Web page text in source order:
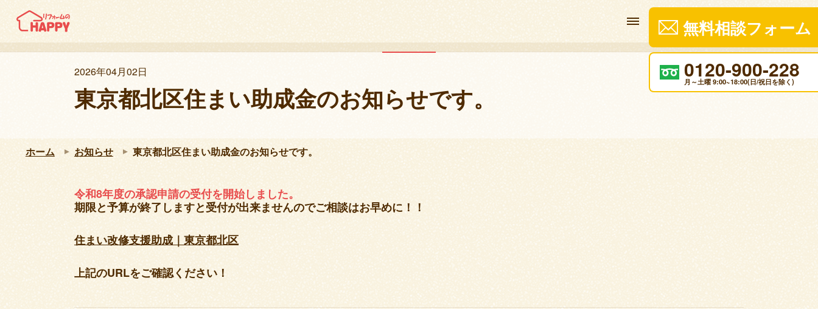
無料相談フォーム
0120-900-228
月～土曜 9:00~18:00(日/祝日を除く)
お知らせ
2026年04月02日
東京都北区住まい助成金のお知らせです。
ホーム お知らせ 東京都北区住まい助成金のお知らせです。
令和8年度の承認申請の受付を開始しました。
期限と予算が終了しますと受付が出来ませんのでご相談はお早めに！！
住まい改修支援助成｜東京都北区
上記のURLをご確認ください！